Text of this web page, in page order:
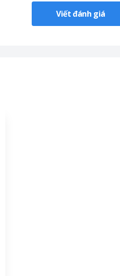
Viết đánh giá